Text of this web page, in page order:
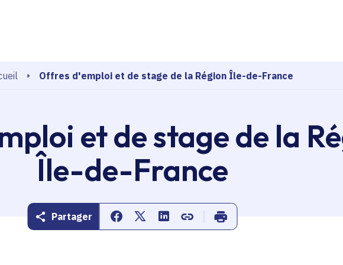
Offres d'emploi et de stage de la Région Île-de-France
et de stage de la
Île-de-France
Partager Partager sur Facebook
Partager sur Twitter
Partager sur Linkedin
Copier dans le presse-papier
Imprimer